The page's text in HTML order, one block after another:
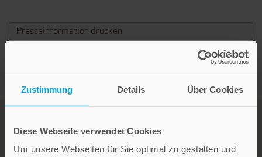
Zustimmung Details Über Cookies
Diese Webseite verwendet Cookies
Um unsere Webseiten für Sie optimal zu gestalten und
Presseinformation drucken